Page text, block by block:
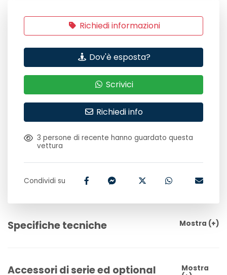
Richiedi informazioni
Dov'è esposta?
Scrivici
Richiedi info
3 persone di recente hanno guardato questa
vettura
Condividi su
Specifiche tecniche Mostra (+)
Accessori di serie ed optional
Mostra